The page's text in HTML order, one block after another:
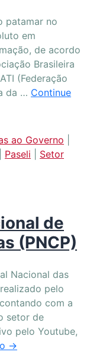
patamar no
em
de acordo
Brasileira
(Federação
da … Continue
ao Governo
Paseli
Setor
de
(PNCP)
Nacional das
pelo
com a
setor de
pelo Youtube,
→